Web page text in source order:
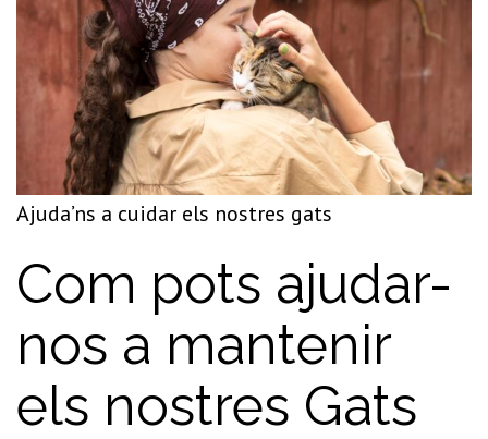
Ajuda’ns a cuidar els nostres gats
Com pots ajudar-
nos a mantenir
els nostres Gats